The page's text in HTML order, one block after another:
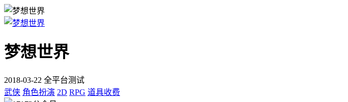
梦想世界
2018-03-22 全平台测试
武侠 角色扮演 2D RPG 道具收费